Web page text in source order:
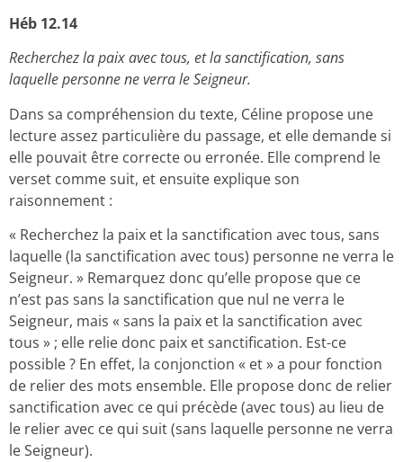
Héb 12.14
Recherchez la paix avec tous, et la sanctification, sans
laquelle personne ne verra le Seigneur.
Dans sa compréhension du texte, Céline propose une
lecture assez particulière du passage, et elle demande si
elle pouvait être correcte ou erronée. Elle comprend le
verset comme suit, et ensuite explique son
raisonnement :
« Recherchez la paix et la sanctification avec tous, sans
laquelle (la sanctification avec tous) personne ne verra le
Seigneur. » Remarquez donc qu’elle propose que ce
n’est pas sans la sanctification que nul ne verra le
Seigneur, mais « sans la paix et la sanctification avec
tous » ; elle relie donc paix et sanctification. Est-ce
possible ? En effet, la conjonction « et » a pour fonction
de relier des mots ensemble. Elle propose donc de relier
sanctification avec ce qui précède (avec tous) au lieu de
le relier avec ce qui suit (sans laquelle personne ne verra
le Seigneur).